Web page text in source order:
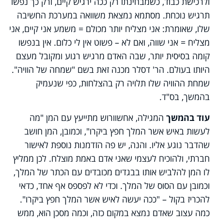
תרגיש נוכחת. מסתמא נמצאת משוואה במערכת החשיבה
שלו, שאומרת: אני מצליח יותר מכולם = משמע אני קיים, אני
מצליח = אני שווה, ואם לא – פשוט אין לי כלום. אין בנפשו
קומה בסיסית יותר, שבה האדם מרגיש רגוע ומקובל מעצם
היותו בעולם. הר' דסלר מכנה זאת בשם "שמחה של הוויה".
שמחת ההוויה שלו תלויה רק בהצלחות, כפי שנעמיק
בהמשך, בס"ד.
עוד בהמשך המגילה, אחשוורוש מתייעץ עם המן "מה
לעשות באיש אשר המלך חפץ ביקרו", וכמובן, המן חושב
שהדבר נוגע אליו. והנה, יש פה הזדמנות נוספת לאישור
חברתי, ולהוכיח לעצמי שאני אדם באמת מוצלח. לכן ממליץ
לו המן להלביש אותו בבגדים מכובדים עם הכתר של המלך,
וכמובן עם הסוס של המלך. וכדי לא לפספס אף אחד, כדאי
להכריז בקול – "ככה יעשה לאיש אשר המלך חפץ ביקרו".
כמה עצוב שאדם נמצא במקום כזה, וכמה מסכן הוא, ממש